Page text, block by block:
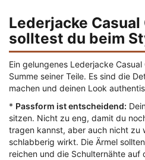
Lederjacke
solltest du beim
Ein gelungenes Lederjacke
Summe seiner Teile. Es sind die
machen und deinen Look
* Passform ist entscheidend:
sitzen. Nicht zu eng, damit du
tragen kannst, aber auch nicht zu
schlabberig wirkt. Die Ärmel
reichen und die Schulternähte auf